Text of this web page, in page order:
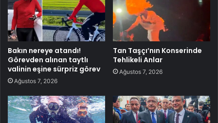
Bakın nereye atandı!
Görevden alınan taytlı
valinin eşine sürpriz görev
Ağustos 7, 2026
Tan Taşçı’nın Konserinde
Tehlikeli Anlar
Ağustos 7, 2026